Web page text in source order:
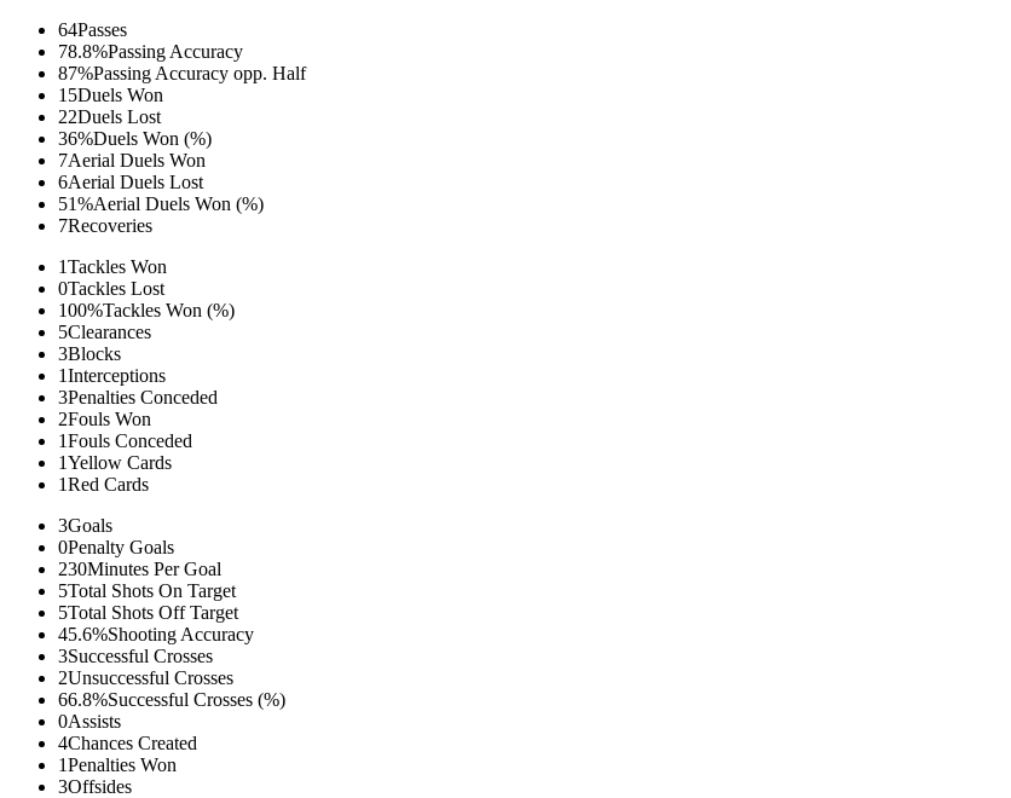
64Passes
78.8%Passing Accuracy
87%Passing Accuracy opp. Half
15Duels Won
22Duels Lost
36%Duels Won (%)
7Aerial Duels Won
6Aerial Duels Lost
51%Aerial Duels Won (%)
7Recoveries
1Tackles Won
0Tackles Lost
100%Tackles Won (%)
5Clearances
3Blocks
1Interceptions
3Penalties Conceded
2Fouls Won
1Fouls Conceded
1Yellow Cards
1Red Cards
3Goals
0Penalty Goals
230Minutes Per Goal
5Total Shots On Target
5Total Shots Off Target
45.6%Shooting Accuracy
3Successful Crosses
2Unsuccessful Crosses
66.8%Successful Crosses (%)
0Assists
4Chances Created
1Penalties Won
3Offsides